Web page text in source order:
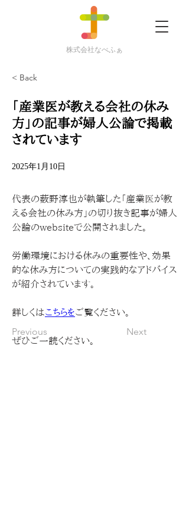
株式会社なべふぁ
< Back
「産業医が教える会社の休み
方」の記事が婦人公論で掲載
されています
2025年1月10日
Previous Next
代表の薮野淳也が執筆した「産業医が教
える会社の休み方」の切り抜き記事が婦人
公論のwebsiteで公開されました。
労働環境における休みの重要性や、効果
的な休み方についての実践的なアドバイス
が紹介されています。
詳しくはこちらをご覧ください。
ぜひご一読ください。